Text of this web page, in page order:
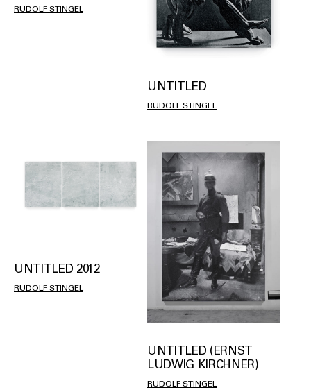
RUDOLF STINGEL
UNTITLED
RUDOLF STINGEL
UNTITLED 2012
RUDOLF STINGEL
UNTITLED (ERNST
LUDWIG KIRCHNER)
RUDOLF STINGEL